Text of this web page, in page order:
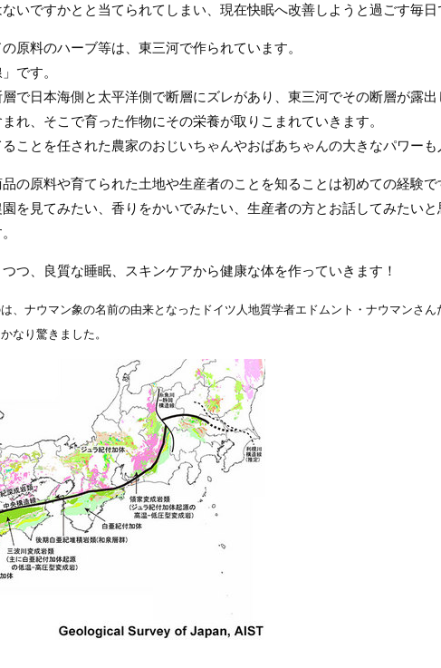
いですかとと当てられてしまい、現在快眠へ改善しようと過ごす毎日
原料のハーブ等は、東三河で作られています。
です。
で日本海側と太平洋側で断層にズレがあり、東三河でその断層が露出
れ、そこで育った作物にその栄養が取りこまれていきます。
ことを任された農家のおじいちゃんやおばあちゃんの大きなパワーも
の原料や育てられた土地や生産者のことを知ることは初めての経験で
を見てみたい、香りをかいでみたい、生産者の方とお話してみたいと
つ、良質な睡眠、スキンケアから健康な体を作っていきます！
、ナウマン象の名前の由来となったドイツ人地質学者エドムント・ナウマンさん
なり驚きました。